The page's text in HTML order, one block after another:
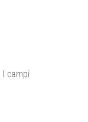
I campi